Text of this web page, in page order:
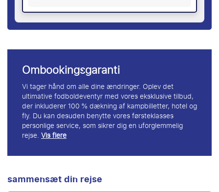
Ombookingsgaranti
Vi tager hånd om alle dine ændringer. Oplev det
ultimative fodboldeventyr med vores eksklusive tilbud,
der inkluderer 100 % dækning af kampbilletter, hotel og
fly. Du kan desuden benytte vores førsteklasses
personlige service, som sikrer dig en uforglemmelig
rejse.Vis flere
sammensæt din rejse